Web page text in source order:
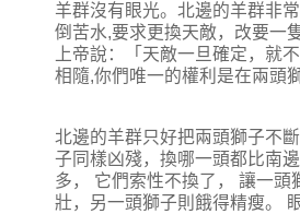
羊群沒有眼光。北邊的羊群非
倒苦水,要求更換天敵，改要一隻
上帝說：「天敵一旦確定，就
相隨,你們唯一的權利是在兩頭
北邊的羊群只好把兩頭獅子不
子同樣凶殘，換哪一頭都比南
多， 它們索性不換了， 讓一頭
壯，另一頭獅子則餓得精瘦。